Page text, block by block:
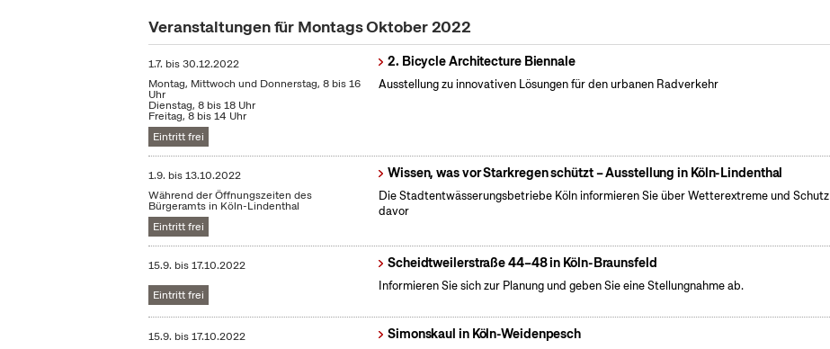
Veranstaltungen für Montags Oktober 2022
1.7. bis30.12.2022
Montag, Mittwoch und Donnerstag, 8 bis 16
Uhr
Dienstag, 8 bis 18 Uhr
Freitag, 8 bis 14 Uhr
Eintritt frei
2. Bicycle Architecture Biennale
Ausstellung zu innovativen Lösungen für den urbanen Radverkehr
1.9. bis13.10.2022
Während der Öffnungszeiten des
Bürgeramts in Köln-Lindenthal
Eintritt frei
Wissen, was vor Starkregen schützt – Ausstellung in Köln-Lindenthal
Die Stadtentwässerungsbetriebe Köln informieren Sie über Wetterextreme und Schutz
davor
15.9. bis17.10.2022
Eintritt frei
Scheidtweilerstraße 44–48 in Köln-Braunsfeld
Informieren Sie sich zur Planung und geben Sie eine Stellungnahme ab.
15.9. bis17.10.2022 Simonskaul in Köln-Weidenpesch